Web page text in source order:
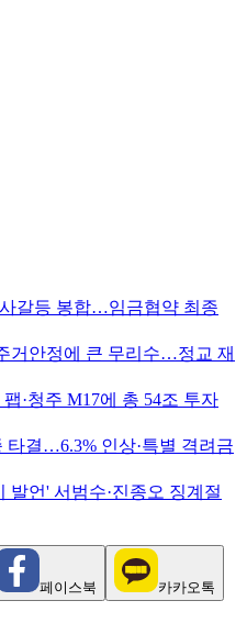
갈등 봉합…임금협약 최종
거안정에 큰 무리수…정교 재
·청주 M17에 총 54조 투자
타결…6.3% 인상·특별 격려금
발언' 서범수·진종오 징계절
페이스북 카카오톡